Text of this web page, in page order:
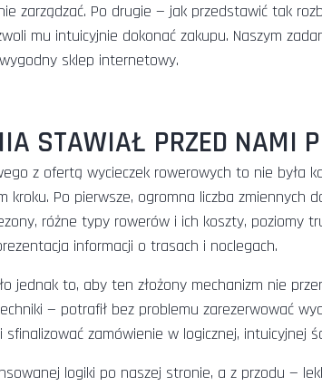
zarządzać. Po drugie — jak przedstawić tak
mu intuicyjnie dokonać zakupu. Naszym
sklep internetowy.
STAWIAŁ PRZED NAMI
z ofertą wycieczek rowerowych to nie była
kroku. Po pierwsze, ogromna liczba zmiennych
różne typy rowerów i ich koszty, poziomy
informacji o trasach i noclegach.
jednak to, aby ten złożony mechanizm nie
— potrafił bez problemu zarezerwować
zamówienie w logicznej, intuicyjnej
logiki po naszej stronie, a z przodu —